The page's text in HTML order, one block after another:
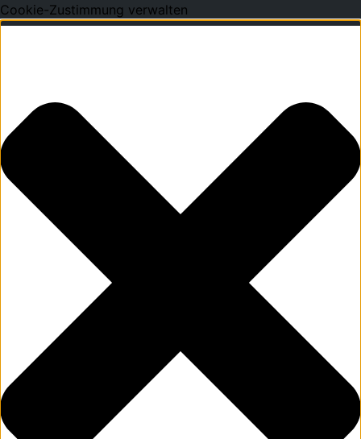
Cookie-Zustimmung verwalten